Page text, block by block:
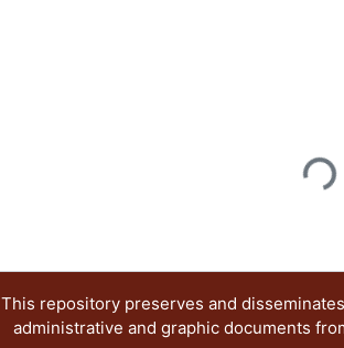
This repository preserves and
administrative and graphic documents